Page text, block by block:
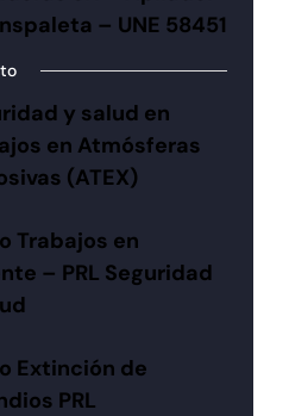
– UNE 58451
y salud en
en Atmósferas
(ATEX)
Trabajos en
– PRL Seguridad
Extinción de
PRL